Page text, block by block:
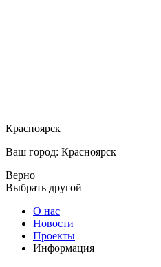
Красноярск
Ваш город: Красноярск
Верно
Выбрать другой
О нас
Новости
Проекты
Информация